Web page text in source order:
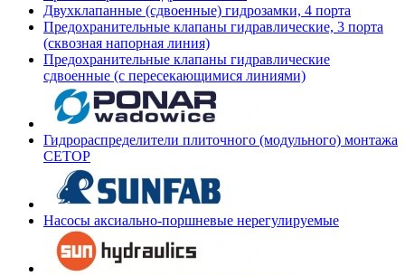
Двухклапанные (сдвоенные) гидрозамки, 4 порта
Предохранительные клапаны гидравлические, 3 порта
(сквозная напорная линия)
Предохранительные клапаны гидравлические
сдвоенные (с пересекающимися линиями)
Гидрораспределители плиточного (модульного) монтажа
СЕТОР
Насосы аксиально-поршневые нерегулируемые